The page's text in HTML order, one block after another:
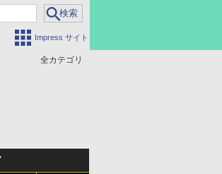
Impress サイト
全カテゴリ